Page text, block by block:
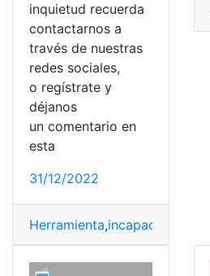
inquietud recuerda
contactarnos a
través de nuestras
redes sociales,
o regístrate y
déjanos
un comentario en
esta
31/12/2022
Herramienta,incapacidad